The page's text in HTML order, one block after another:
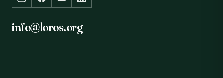
info@loros.org